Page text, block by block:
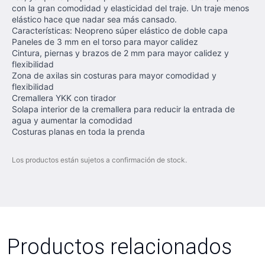
con la gran comodidad y elasticidad del traje. Un traje menos
elástico hace que nadar sea más cansado.
Características: Neopreno súper elástico de doble capa
Paneles de 3 mm en el torso para mayor calidez
Cintura, piernas y brazos de 2 mm para mayor calidez y
flexibilidad
Zona de axilas sin costuras para mayor comodidad y
flexibilidad
Cremallera YKK con tirador
Solapa interior de la cremallera para reducir la entrada de
agua y aumentar la comodidad
Costuras planas en toda la prenda
Los productos están sujetos a confirmación de stock.
Productos relacionados